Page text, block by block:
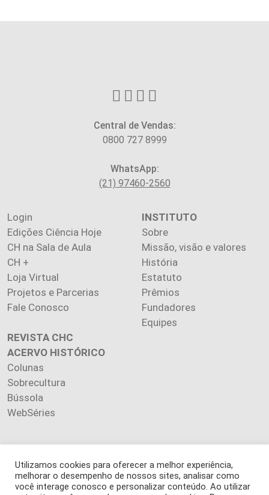
Central de Vendas:
0800 727 8999
WhatsApp:
(21) 97460-2560
Login
Edições Ciência Hoje
CH na Sala de Aula
CH +
Loja Virtual
Projetos e Parcerias
Fale Conosco
INSTITUTO
Sobre
Missão, visão e valores
História
Estatuto
Prêmios
Fundadores
Equipes
REVISTA CHC
ACERVO HISTÓRICO
Colunas
Sobrecultura
Bússola
WebSéries
Copyright 2026 INSTITUTO CIÊNCIA HOJE. Todos os direitos
reservados.
Utilizamos cookies para oferecer a melhor experiência,
melhorar o desempenho de nossos sites, analisar como
você interage conosco e personalizar conteúdo. Ao utilizar